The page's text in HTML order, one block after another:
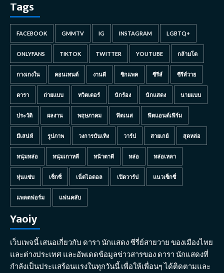
Tags
FACEBOOK GMMTV IG INSTAGRAM LGBTQ+
ONLYFANS TIKTOK TWITTER YOUTUBE กล้ามโต
กางเกงใน คอนเทนต์ งานดี ซิกแพค ซีรีส์ ซีรีส์วาย
ดารา ถ่ายแบบ ทวิตเตอร์ นักร้อง นักแสดง นายแบบ
ประวัติ ผลงาน พฤษภาคม ฟิตเนส ฟิตแอนด์เฟิร์ม
มีเสน่ห์ รูปภาพ วงการบันเทิง วาร์ป สายเกย์ สุดหล่อ
หนุ่มหล่อ หนุ่มเกาหลี หน้าตาดี หล่อ หล่อเหลา
หุ่นแซ่บ เซ็กซี่ เน็ตไอดอล เปิดวาร์ป แนวเซ็กซี่
แพลตฟอร์ม แฟนคลับ
Yaoiy
เว็บเพจนี้ เสนอเกี่ยวกับ ดารา นักแสดง ซีรี่ย์สายวาย ของเมืองไทย
และต่างประเทศ และอัพเดดข้อมูลข่าวสารของ ดารา นักแสดงที่
กำลังเป็นประแสร้อนแรงในทุกวันนี้ เพื่อให้เพื่อนๆ ได้ติดตามและ